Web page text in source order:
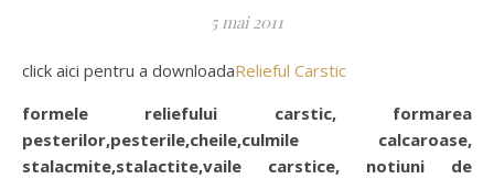
5 mai 2011
click aici pentru a downloadaRelieful Carstic
formele reliefului carstic, formarea
pesterilor,pesterile,cheile,culmile calcaroase,
stalacmite,stalactite,vaile carstice, notiuni de